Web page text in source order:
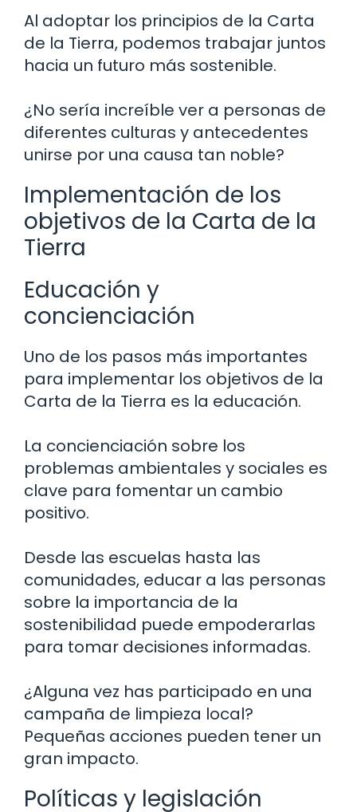
Al adoptar los principios de la Carta
de la Tierra, podemos trabajar juntos
hacia un futuro más sostenible.
¿No sería increíble ver a personas de
diferentes culturas y antecedentes
unirse por una causa tan noble?
Implementación de los
objetivos de la Carta de la
Tierra
Educación y
concienciación
Uno de los pasos más importantes
para implementar los objetivos de la
Carta de la Tierra es la educación.
La concienciación sobre los
problemas ambientales y sociales es
clave para fomentar un cambio
positivo.
Desde las escuelas hasta las
comunidades, educar a las personas
sobre la importancia de la
sostenibilidad puede empoderarlas
para tomar decisiones informadas.
¿Alguna vez has participado en una
campaña de limpieza local?
Pequeñas acciones pueden tener un
gran impacto.
Políticas y legislación